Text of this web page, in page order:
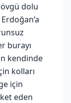
dolu
burayı
kendinde
kolları
için
eden